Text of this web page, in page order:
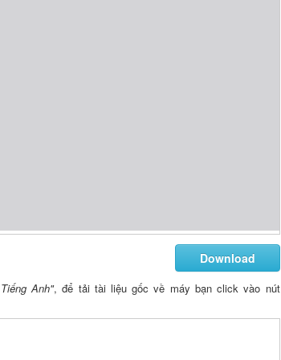
Download
Anh", để tải tài liệu gốc về máy bạn click vào nút